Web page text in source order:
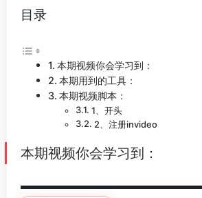
目录
本期视频你会学习到：
本期用到的工具：
本期视频脚本：
1、开头
2、注册invideo
本期视频你会学习到：